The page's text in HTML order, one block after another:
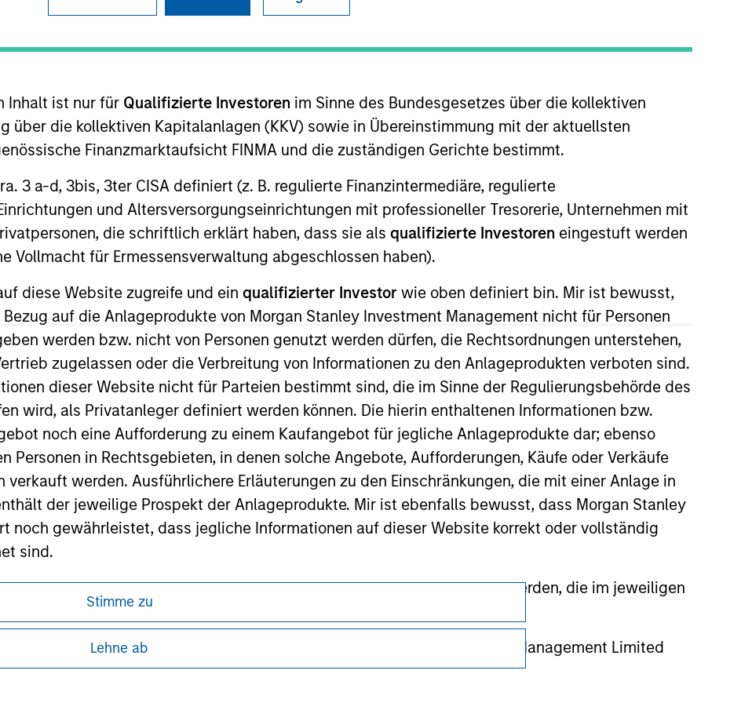
Inhalt ist nur für Qualifizierte Investoren im Sinne des Bundesgesetzes über die kollektiven
über die kollektiven Kapitalanlagen (KKV) sowie in Übereinstimmung mit der aktuellsten
Finanzmarktaufsicht FINMA und die zuständigen Gerichte bestimmt.
3 a-d, 3bis, 3ter CISA definiert (z. B. regulierte Finanzintermediäre, regulierte
und Altersversorgungseinrichtungen mit professioneller Tresorerie, Unternehmen mit
die schriftlich erklärt haben, dass sie als qualifizierte Investoren eingestuft werden
Vollmacht für Ermessensverwaltung abgeschlossen haben).
diese Website zugreife und ein qualifizierter Investor wie oben definiert bin. Mir ist bewusst,
auf die Anlageprodukte von Morgan Stanley Investment Management nicht für Personen
werden bzw. nicht von Personen genutzt werden dürfen, die Rechtsordnungen unterstehen,
zugelassen oder die Verbreitung von Informationen zu den Anlageprodukten verboten sind.
dieser Website nicht für Parteien bestimmt sind, die im Sinne der Regulierungsbehörde des
wird, als Privatanleger definiert werden können. Die hierin enthaltenen Informationen bzw.
noch eine Aufforderung zu einem Kaufangebot für jegliche Anlageprodukte dar; ebenso
in Rechtsgebieten, in denen solche Angebote, Aufforderungen, Käufe oder Verkäufe
werden. Ausführlichere Erläuterungen zu den Einschränkungen, die mit einer Anlage in
der jeweilige Prospekt der Anlageprodukte. Mir ist ebenfalls bewusst, dass Morgan Stanley
noch gewährleistet, dass jegliche Informationen auf dieser Website korrekt oder vollständig
sind.
erwähnten Fonds sollten nur auf Grundlage der Informationen gestellt werden, die im jeweiligen
enthalten sind („Angebotsunterlagen”).
entsprechen nach bestem Wissen von Morgan Stanley Investment Management Limited
walten lassen) den Tatsachen und es wurde nichts ausgelassen, das sich auf die Bedeutung
Stimme zu
Lehne ab
talent and other audio products and services.
Morgan Stanley Expansion Capital
for informational and educational purposes only. There is no guarantee that the investment mentioned
holdings), or will perform well in the future (for current holdings). The trademarks and service marks
owners. The information on this website has not been authorized, sponsored, or otherwise approved by
of any hyperlink is not and does not imply any endorsement, approval, investigation, verification or
in any hyperlinked site. In no event shall we be responsible for the information contained on the site
Careers
da in diesen bestimmte gesetzliche und
von Informationen zu den Anlageprodukten
Nutzungsbedingungen